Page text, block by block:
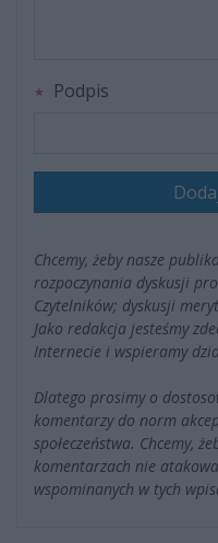
Podpis
Chcemy, żeby nasze
rozpoczynania dyskusji
Czytelników; dyskusji
Jako redakcja jesteśmy
Internecie i wspieramy
Dlatego prosimy o
komentarzy do norm
społeczeństwa. Chcemy,
komentarzach nie
wspominanych w tych